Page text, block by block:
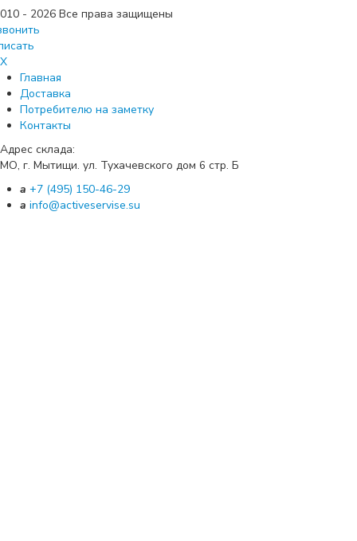
- 2026 Все права защищены
X
Главная
Доставка
Потребителю на заметку
Контакты
Адрес склада:
МО, г. Мытищи. ул. Тухачевского дом 6 стр. Б
a +7 (495) 150-46-29
a info@activeservise.su